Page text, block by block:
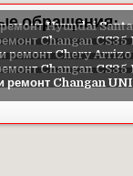
обращения: